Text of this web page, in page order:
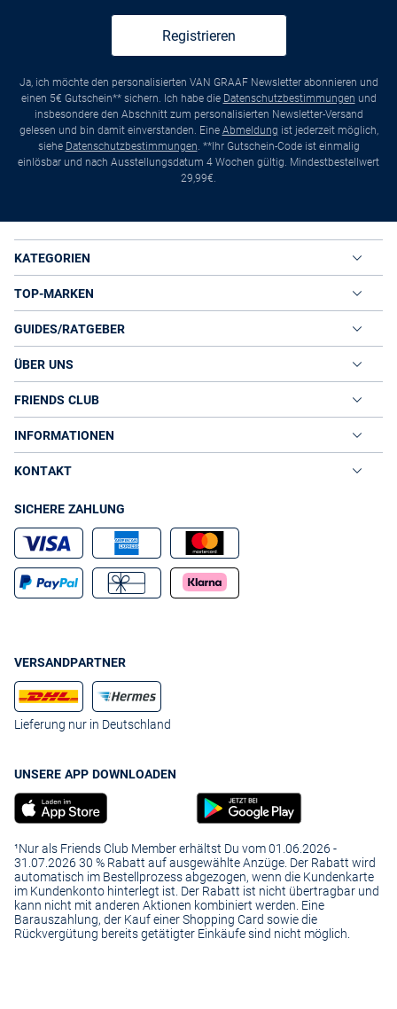
Registrieren
Ja, ich möchte den personalisierten VAN GRAAF Newsletter abonnieren und
einen 5€ Gutschein** sichern. Ich habe die Datenschutzbestimmungen und
insbesondere den Abschnitt zum personalisierten Newsletter-Versand
gelesen und bin damit einverstanden. Eine Abmeldung ist jederzeit möglich,
siehe Datenschutzbestimmungen. **Ihr Gutschein-Code ist einmalig
einlösbar und nach Ausstellungsdatum 4 Wochen gültig. Mindestbestellwert
29,99€.
KATEGORIEN
TOP-MARKEN
GUIDES/RATGEBER
ÜBER UNS
FRIENDS CLUB
INFORMATIONEN
KONTAKT
SICHERE ZAHLUNG
VERSANDPARTNER
Lieferung nur in Deutschland
UNSERE APP DOWNLOADEN
¹Nur als Friends Club Member erhältst Du vom 01.06.2026 -
31.07.2026 30 % Rabatt auf ausgewählte Anzüge. Der Rabatt wird
automatisch im Bestellprozess abgezogen, wenn die Kundenkarte
im Kundenkonto hinterlegt ist. Der Rabatt ist nicht übertragbar und
kann nicht mit anderen Aktionen kombiniert werden. Eine
Barauszahlung, der Kauf einer Shopping Card sowie die
Rückvergütung bereits getätigter Einkäufe sind nicht möglich.